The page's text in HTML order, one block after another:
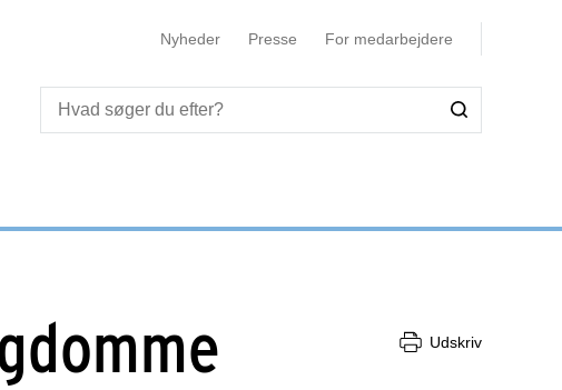
Nyheder Presse For medarbejdere
Udskriv